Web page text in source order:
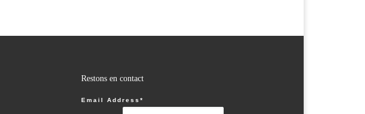
Restons en contact
Email Address*